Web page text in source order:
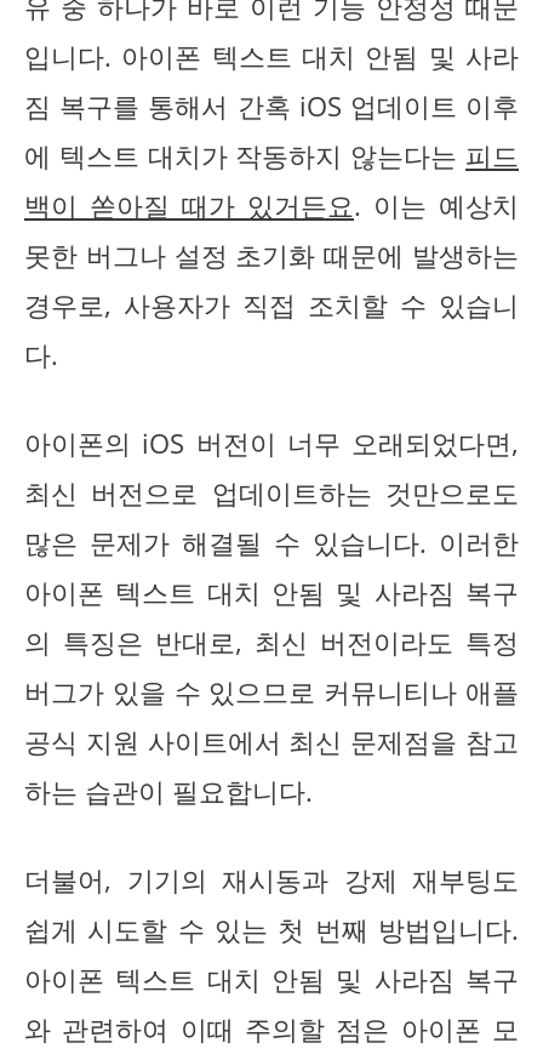
입니다. 아이폰 텍스트 대치 안됨 및 사라
짐 복구를 통해서 간혹 iOS 업데이트 이후
에 텍스트 대치가 작동하지 않는다는 피드
백이 쏟아질 때가 있거든요. 이는 예상치
못한 버그나 설정 초기화 때문에 발생하는
경우로, 사용자가 직접 조치할 수 있습니
다.
아이폰의 iOS 버전이 너무 오래되었다면,
최신 버전으로 업데이트하는 것만으로도
많은 문제가 해결될 수 있습니다. 이러한
아이폰 텍스트 대치 안됨 및 사라짐 복구
의 특징은 반대로, 최신 버전이라도 특정
버그가 있을 수 있으므로 커뮤니티나 애플
공식 지원 사이트에서 최신 문제점을 참고
하는 습관이 필요합니다.
더불어, 기기의 재시동과 강제 재부팅도
쉽게 시도할 수 있는 첫 번째 방법입니다.
아이폰 텍스트 대치 안됨 및 사라짐 복구
와 관련하여 이때 주의할 점은 아이폰 모